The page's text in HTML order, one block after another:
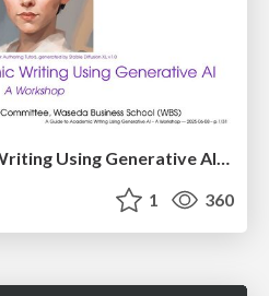
A Guide to Academic Writing Using Generative AI - A Workshop
1 360